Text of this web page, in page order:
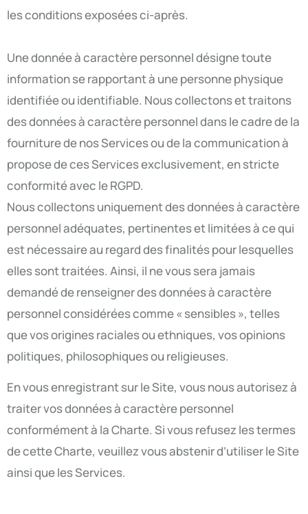
les conditions exposées ci-après.
Une donnée à caractère personnel désigne toute
information se rapportant à une personne physique
identifiée ou identifiable. Nous collectons et traitons
des données à caractère personnel dans le cadre de la
fourniture de nos Services ou de la communication à
propose de ces Services exclusivement, en stricte
conformité avec le RGPD.
Nous collectons uniquement des données à caractère
personnel adéquates, pertinentes et limitées à ce qui
est nécessaire au regard des finalités pour lesquelles
elles sont traitées. Ainsi, il ne vous sera jamais
demandé de renseigner des données à caractère
personnel considérées comme « sensibles », telles
que vos origines raciales ou ethniques, vos opinions
politiques, philosophiques ou religieuses.
En vous enregistrant sur le Site, vous nous autorisez à
traiter vos données à caractère personnel
conformément à la Charte. Si vous refusez les termes
de cette Charte, veuillez vous abstenir d’utiliser le Site
ainsi que les Services.